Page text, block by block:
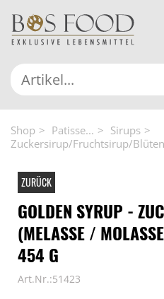
Shop Patisse...
Sirups
Zuckersirup/Fruchtsirup/
ZURÜCK
GOLDEN SYRUP -
(MELASSE /
454 G
Art.Nr.:51423